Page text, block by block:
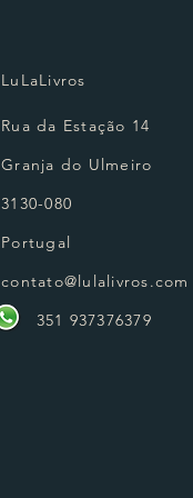
LuLaLivros
Rua da Estação 14
Granja do Ulmeiro
3130-080
Portugal
contato@lulalivros.com
351 937376379